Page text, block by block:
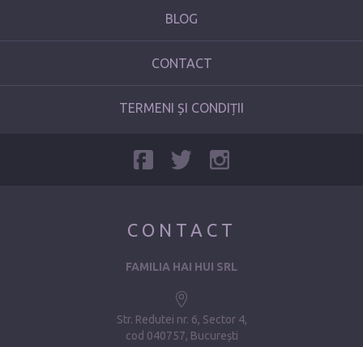
BLOG
CONTACT
TERMENI ȘI CONDIȚII
CONTACT
FAMILIA HAI HUI SRL
Str. Redutei nr. 6, Sector 4
cod 040757, București